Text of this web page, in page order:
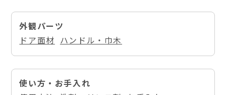
外観パーツ
ドア面材
ハンドル・巾木
使い方・お手入れ